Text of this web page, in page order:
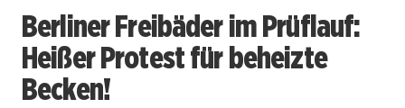
Berliner Freibäder im Prüflauf:
Heißer Protest für beheizte
Becken!